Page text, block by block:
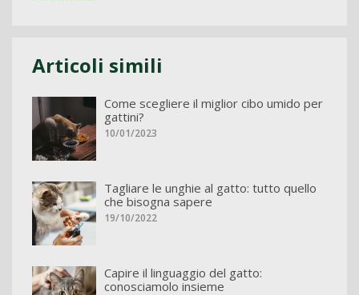
Articoli simili
Come scegliere il miglior cibo umido per
gattini?
10/01/2023
Tagliare le unghie al gatto: tutto quello
che bisogna sapere
19/10/2022
Capire il linguaggio del gatto:
conosciamolo insieme